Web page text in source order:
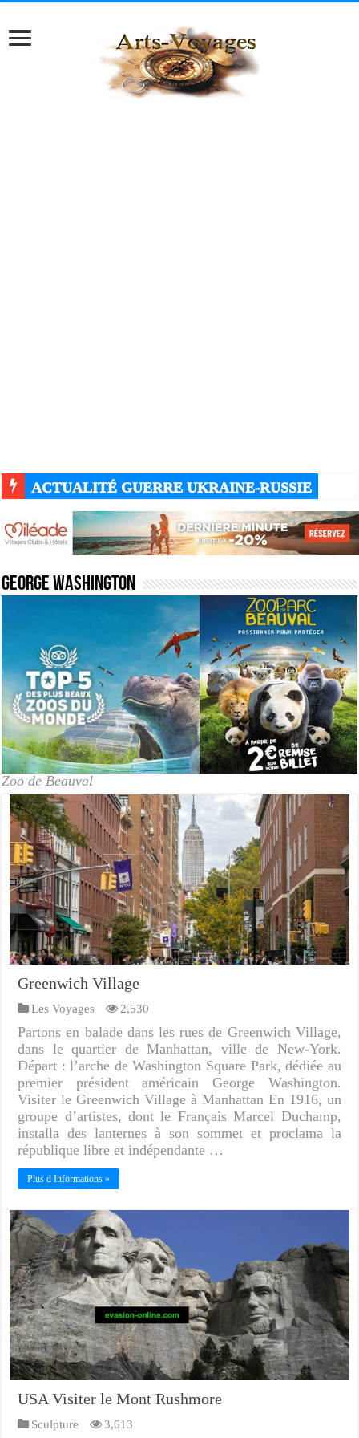
ACTUALITÉ GUERRE UKRAINE-RUSSIE
George Washington
Zoo de Beauval
Greenwich Village
Les Voyages 2,530
Partons en balade dans les rues de Greenwich Village,
dans le quartier de Manhattan, ville de New-York.
Départ : l’arche de Washington Square Park, dédiée au
premier président américain George Washington.
Visiter le Greenwich Village à Manhattan En 1916, un
groupe d’artistes, dont le Français Marcel Duchamp,
installa des lanternes à son sommet et proclama la
république libre et indépendante …
Plus d Informations »
USA Visiter le Mont Rushmore
Sculpture 3,613